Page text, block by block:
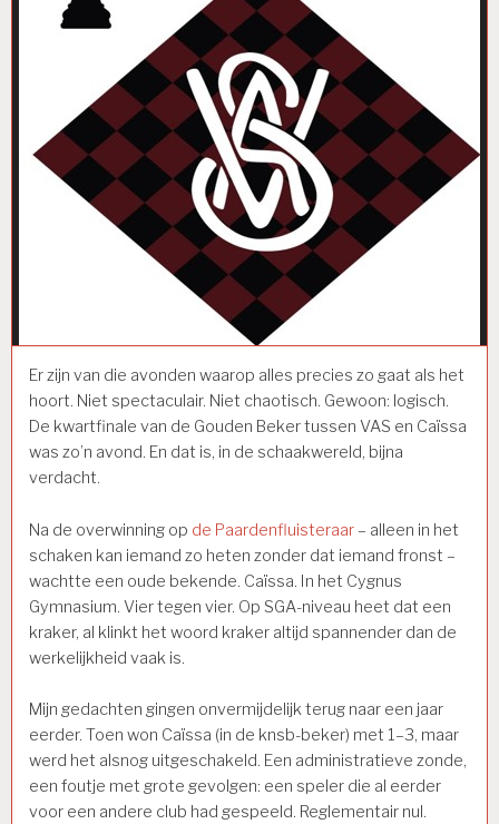
Er zijn van die avonden waarop alles precies zo gaat als het
hoort. Niet spectaculair. Niet chaotisch. Gewoon: logisch.
De kwartfinale van de Gouden Beker tussen VAS en Caïssa
was zo’n avond. En dat is, in de schaakwereld, bijna
verdacht.
Na de overwinning op de Paardenfluisteraar – alleen in het
schaken kan iemand zo heten zonder dat iemand fronst –
wachtte een oude bekende. Caïssa. In het Cygnus
Gymnasium. Vier tegen vier. Op SGA-niveau heet dat een
kraker, al klinkt het woord kraker altijd spannender dan de
werkelijkheid vaak is.
Mijn gedachten gingen onvermijdelijk terug naar een jaar
eerder. Toen won Caïssa (in de knsb-beker) met 1–3, maar
werd het alsnog uitgeschakeld. Een administratieve zonde,
een foutje met grote gevolgen: een speler die al eerder
voor een andere club had gespeeld. Reglementair nul.